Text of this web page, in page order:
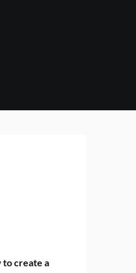
to create a